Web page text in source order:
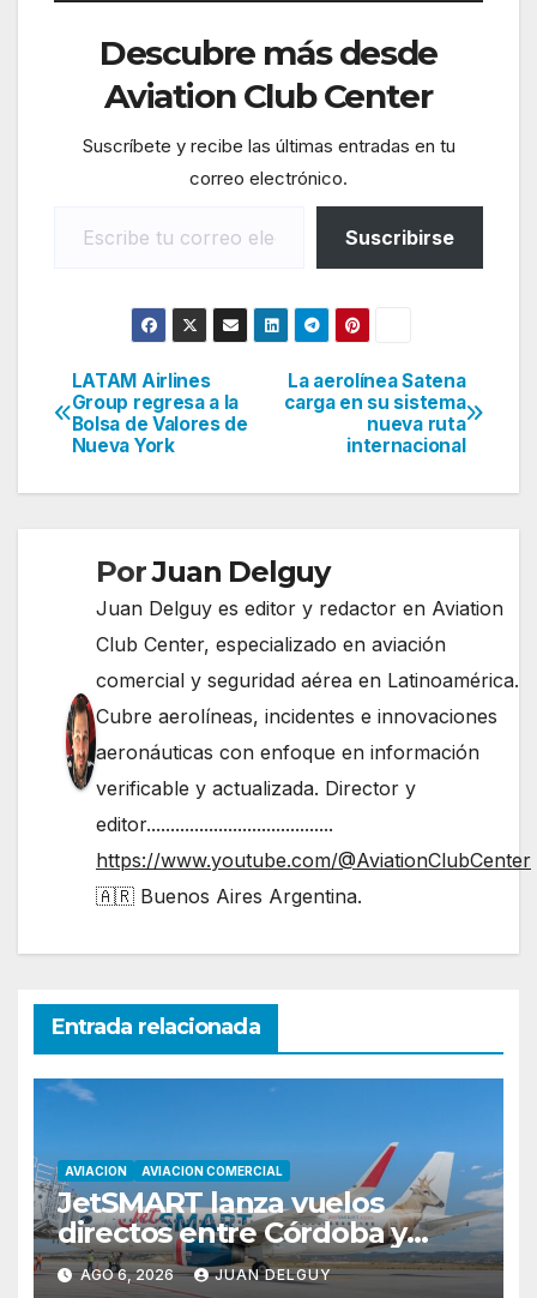
Descubre más desde
Aviation Club Center
Suscríbete y recibe las últimas entradas en tu
correo electrónico.
Suscribirse
Navegación
de
entradas
La aerolínea Satena
carga en su sistema
nueva ruta
internacional
LATAM Airlines
Group regresa a la
Bolsa de Valores de
Nueva York
PorJuan Delguy
Juan Delguy es editor y redactor en Aviation
Club Center, especializado en aviación
comercial y seguridad aérea en Latinoamérica.
Cubre aerolíneas, incidentes e innovaciones
aeronáuticas con enfoque en información
verificable y actualizada. Director y
editor.......................................
https://www.youtube.com/@AviationClubCenter
🇦🇷 Buenos Aires Argentina.
Entrada relacionada
AVIACION AVIACION COMERCIAL
JetSMART lanza vuelos
directos entre Córdoba y
Florianópolis
AGO 6, 2026 JUAN DELGUY